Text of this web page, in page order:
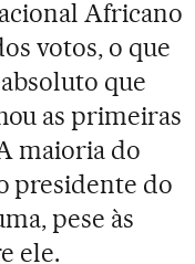
Africano
votos, o que
que
as primeiras
maioria do
presidente do
pese às
ele.